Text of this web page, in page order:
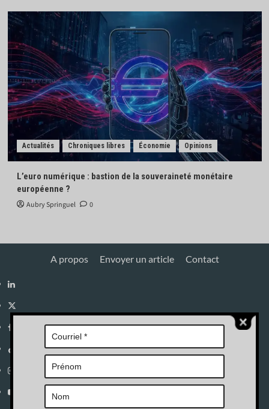
Actualités Chroniques libres Économie Opinions
L’euro numérique : bastion de la souveraineté monétaire
européenne ?
Aubry Springuel 0
A propos Envoyer un article Contact
Linkedin
X
Facebook
Tik
Tok
Instagram
YouTube